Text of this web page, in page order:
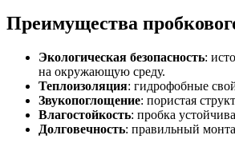
Преимущества
Экологическая безопасность:
на окружающую среду.
Теплоизоляция: гидрофобные
Звукопоглощение: пористая
Влагостойкость: пробка
Долговечность: правильный